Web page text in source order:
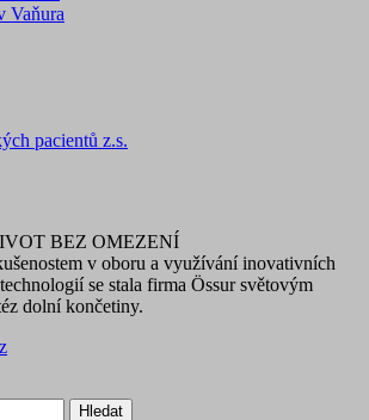
Vaňura
BEZ OMEZENÍ
v oboru a využívání inovativních
se stala firma Össur světovým
dolní končetiny.